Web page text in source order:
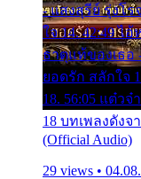
- แสงสุรีย์ รุ่งโ
ใจ 14. 42:49 ไ
ธาตุแท้ของเธอ
ยอดรัก สลักใจ
18. 56:05 แต๋ว
18 บทเพลงดัง
(Official Audio)
29 views •